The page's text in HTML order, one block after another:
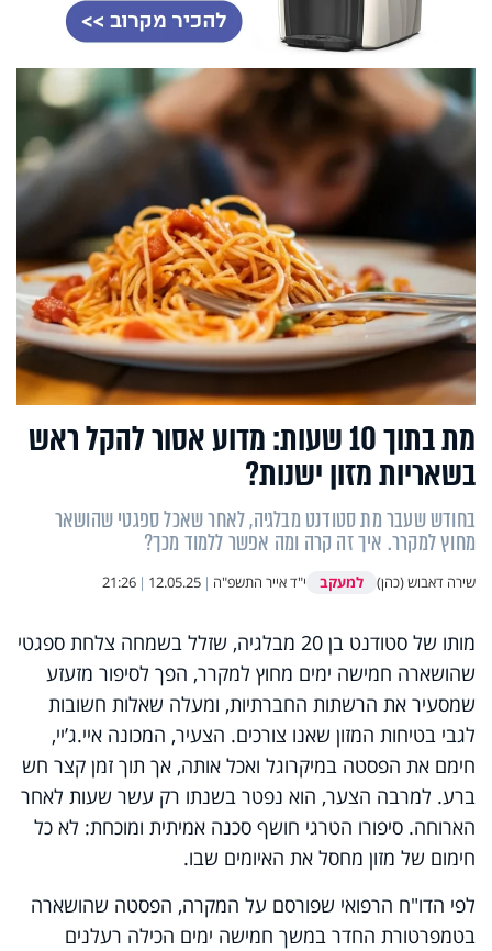
מת בתוך 10 שעות: מדוע אסור להקל ראש
בשאריות מזון ישנות?
בחודש שעבר מת סטודנט מבלגיה, לאחר שאכל ספגטי שהושאר
מחוץ למקרר. איך זה קרה ומה אפשר ללמוד מכך?
שירה דאבוש (כהן) למעקב י"ד אייר התשפ"ה |
12.05.25
|
21:26
מותו של סטודנט בן 20 מבלגיה, שזלל בשמחה צלחת ספגטי
שהושארה חמישה ימים מחוץ למקרר, הפך לסיפור מזעזע
שמסעיר את הרשתות החברתיות, ומעלה שאלות חשובות
לגבי בטיחות המזון שאנו צורכים. הצעיר, המכונה איי.ג’יי,
חימם את הפסטה במיקרוגל ואכל אותה, אך תוך זמן קצר חש
ברע. למרבה הצער, הוא נפטר בשנתו רק עשר שעות לאחר
הארוחה. סיפורו הטרגי חושף סכנה אמיתית ומוכחת: לא כל
חימום של מזון מחסל את האיומים שבו.
לפי הדו"ח הרפואי שפורסם על המקרה, הפסטה שהושארה
בטמפרטורת החדר במשך חמישה ימים הכילה רעלנים